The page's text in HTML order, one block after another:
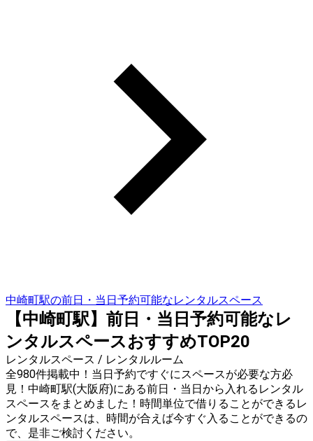
中崎町駅の前日・当日予約可能なレンタルスペース
【中崎町駅】前日・当日予約可能なレ
ンタルスペースおすすめTOP20
レンタルスペース / レンタルルーム
全980件掲載中！当日予約ですぐにスペースが必要な方必
見！中崎町駅(大阪府)にある前日・当日から入れるレンタル
スペースをまとめました！時間単位で借りることができるレ
ンタルスペースは、時間が合えば今すぐ入ることができるの
で、是非ご検討ください。